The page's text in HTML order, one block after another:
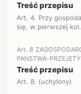
Treść przepisu
Art. 4. Przy
się, w pierwszej
Art. 8
PANSTWA-
Treść przepisu
Art. 8. (uchylony)